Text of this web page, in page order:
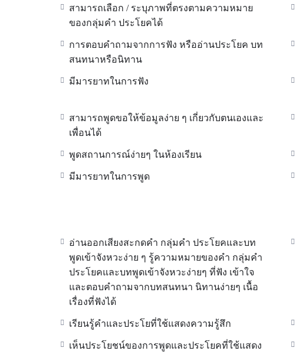
สามารถเลือก / ระบุภาพที่ตรงตามความหมาย
ของกลุ่มคำ ประโยคได้
การตอบคำถามจากการฟัง หรืออ่านประโยค บท
สนทนาหรือนิทาน
มีมารยาทในการฟัง
สามารถพูดขอให้ข้อมูลง่าย ๆ เกี่ยวกับตนเองและ
เพื่อนได้
พูดสถานการณ์ง่ายๆ ในห้องเรียน
มีมารยาทในการพูด
อ่านออกเสียงสะกดคำ กลุ่มคำ ประโยคและบท
พูดเข้าจังหวะง่าย ๆ รู้ความหมายของคำ กลุ่มคำ
ประโยคและบทพูดเข้าจังหวะง่ายๆ ที่ฟัง เข้าใจ
และตอบคำถามจากบทสนทนา นิทานง่ายๆ เนื้อ
เรื่องที่ฟังได้
เรียนรู้คำและประโยที่ใช้แสดงความรู้สึก
เห็นประโยชน์ของการพูดและประโยคที่ใช้แสดง